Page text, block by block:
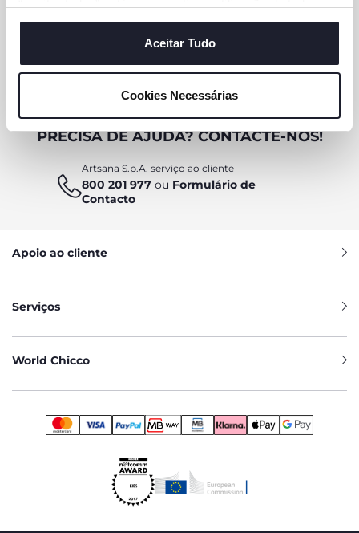
cookies. Se quiser saber mais, alterar ou revogar o
consentimento de todos ou de alguns cookies, clique em
"mostrar detalhes". Ao fechar este aviso, está a
são necessários e essenciais para garantir o
funcionamento desta página.
Aceitar Tudo
Cookies Necessárias
PRECISA DE AJUDA? CONTACTE-NOS!
Artsana S.p.A. serviço ao cliente
800 201 977 ou Formulário de
Contacto
Apoio ao cliente
Serviços
World Chicco